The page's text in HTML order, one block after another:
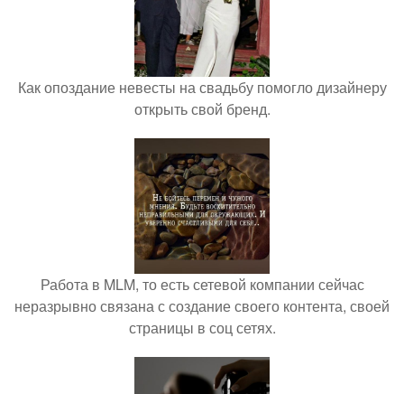
Как опоздание невесты на свадьбу помогло дизайнеру
открыть свой бренд.
Работа в MLM, то есть сетевой компании сейчас
неразрывно связана с создание своего контента, своей
страницы в соц сетях.